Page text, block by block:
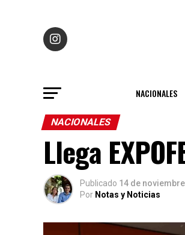
NACIONALES
NACIONALES
Llega
Publicado 14 de
Por Notas y Noticias